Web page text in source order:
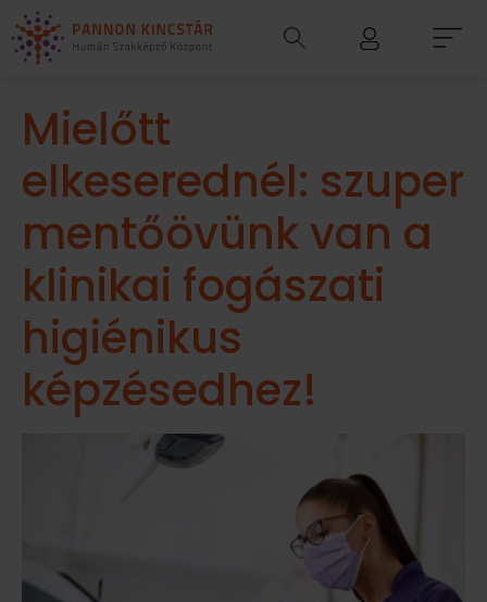
Mielőtt
elkeserednél: szuper
mentőövünk van a
klinikai fogászati
higiénikus
képzésedhez!